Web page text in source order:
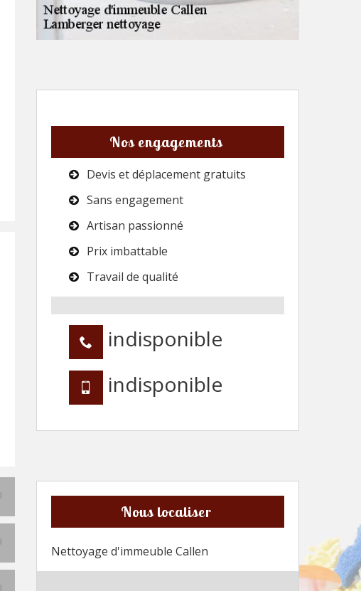
Nos engagements
Devis et déplacement gratuits
Sans engagement
Artisan passionné
Prix imbattable
Travail de qualité
indisponible
indisponible
Nous localiser
Nettoyage d'immeuble Callen